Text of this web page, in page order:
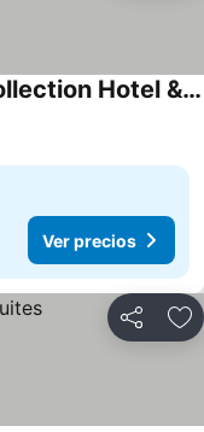
The Santa Maria, a Luxury Collection Hotel & Golf Resort, Panama City
Ver precios
Compartir